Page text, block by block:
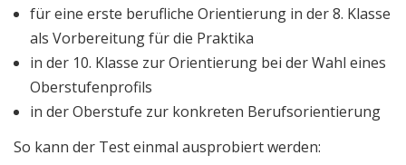
für eine erste berufliche Orientierung in der 8. Klasse
als Vorbereitung für die Praktika
in der 10. Klasse zur Orientierung bei der Wahl eines
Oberstufenprofils
in der Oberstufe zur konkreten Berufsorientierung
So kann der Test einmal ausprobiert werden: